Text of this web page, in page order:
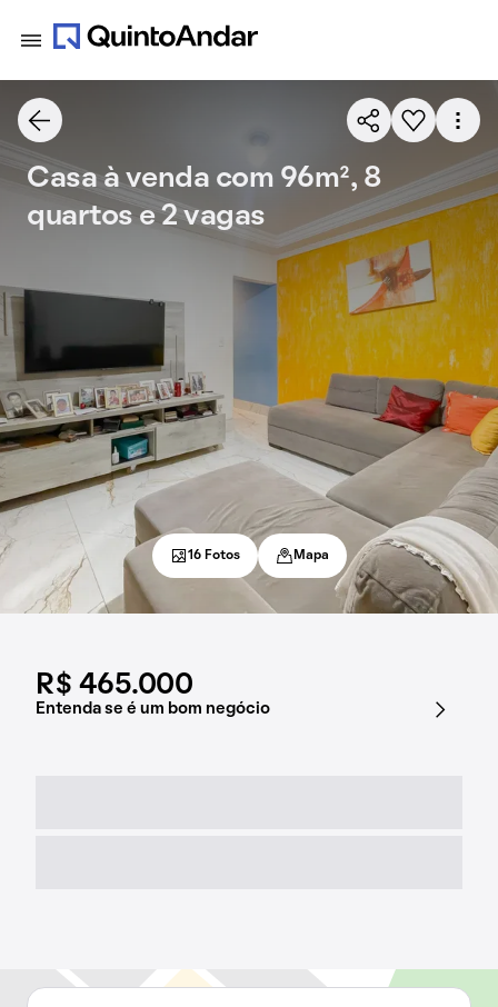
R$ 465.000
Entenda se é um bom negócio
Casa à venda com 96m², 8
quartos e 2 vagas
16 Fotos Mapa